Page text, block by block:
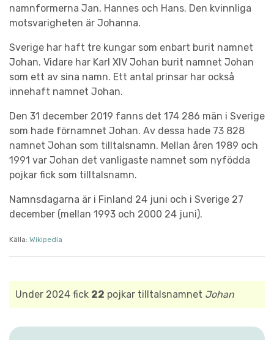
namnformerna Jan, Hannes och Hans. Den kvinnliga
motsvarigheten är Johanna.
Sverige har haft tre kungar som enbart burit namnet
Johan. Vidare har Karl XIV Johan burit namnet Johan
som ett av sina namn. Ett antal prinsar har också
innehaft namnet Johan.
Den 31 december 2019 fanns det 174 286 män i Sverige
som hade förnamnet Johan. Av dessa hade 73 828
namnet Johan som tilltalsnamn. Mellan åren 1989 och
1991 var Johan det vanligaste namnet som nyfödda
pojkar fick som tilltalsnamn.
Namnsdagarna är i Finland 24 juni och i Sverige 27
december (mellan 1993 och 2000 24 juni).
Källa: Wikipedia
Under 2024 fick 22 pojkar tilltalsnamnet Johan